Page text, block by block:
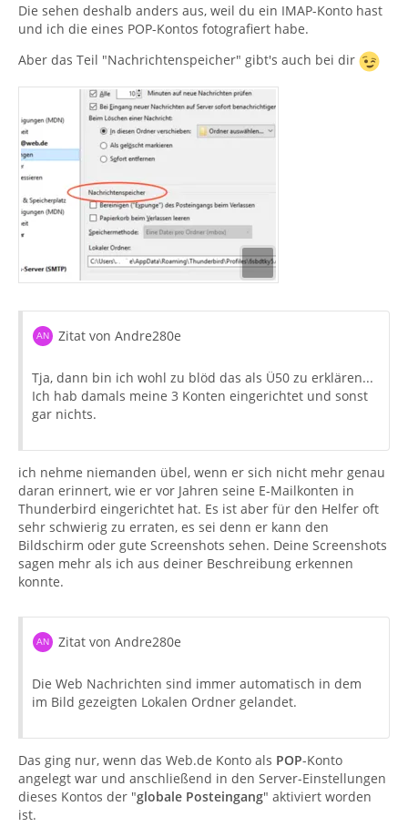
Die sehen deshalb anders aus, weil du ein IMAP-Konto hast
und ich die eines POP-Kontos fotografiert habe.
Aber das Teil "Nachrichtenspeicher" gibt's auch bei dir
Zitat von Andre280e
Tja, dann bin ich wohl zu blöd das als Ü50 zu erklären...
Ich hab damals meine 3 Konten eingerichtet und sonst
gar nichts.
ich nehme niemanden übel, wenn er sich nicht mehr genau
daran erinnert, wie er vor Jahren seine E-Mailkonten in
Thunderbird eingerichtet hat. Es ist aber für den Helfer oft
sehr schwierig zu erraten, es sei denn er kann den
Bildschirm oder gute Screenshots sehen. Deine Screenshots
sagen mehr als ich aus deiner Beschreibung erkennen
konnte.
Zitat von Andre280e
Die Web Nachrichten sind immer automatisch in dem
im Bild gezeigten Lokalen Ordner gelandet.
Das ging nur, wenn das Web.de Konto als POP-Konto
angelegt war und anschließend in den Server-Einstellungen
dieses Kontos der "globale Posteingang" aktiviert worden
ist.